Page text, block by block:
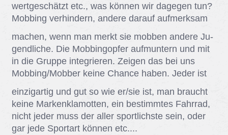
wert­ge­schätzt etc., was kön­nen wir da­ge­gen tun?
Mob­bing ver­hin­dern, an­de­re dar­auf auf­merk­sam
ma­chen, wenn man merkt sie mob­ben an­de­re Ju­
gend­li­che. Die Mob­bing­op­fer auf­mun­tern und mit
in die Grup­pe in­te­grie­ren. Zei­gen das bei uns
Mob­bing/​Mob­ber kei­ne Chan­ce ha­ben. Je­der ist
ein­zig­ar­tig und gut so wie er/​sie ist, man braucht
kei­ne Mar­ken­kla­mot­ten, ein be­stimm­tes Fahr­rad,
nicht je­der muss der al­ler sport­lichs­te sein, oder
gar jede Sport­art kön­nen etc....